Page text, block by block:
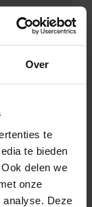
Over
te
te bieden
delen we
onze
analyse. Deze
of
werken.
of je
van